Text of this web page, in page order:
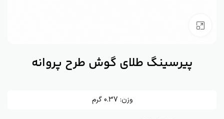
پیرسینگ طلای گوش طرح پروانه
وزن: 0.37 گرم